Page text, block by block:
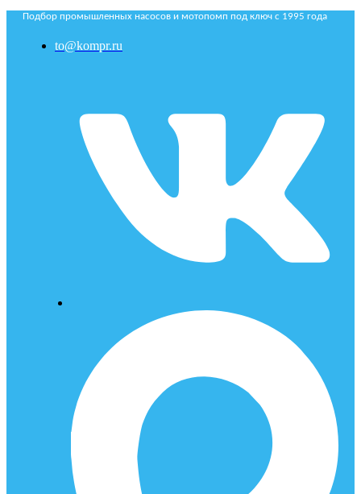
Подбор промышленных насосов и мотопомп под ключ с 1995 года
to@kompr.ru